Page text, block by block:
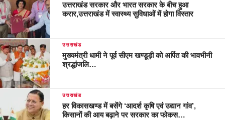
उत्तराखंड सरकार और भारत सरकार के बीच हुआ
करार,उत्तराखंड में स्वास्थ्य सुविधाओं में होगा विस्तार
उत्तराखंड
मुख्यमंत्री धामी ने पूर्व सीएम खण्डूड़ी को अर्पित की भावभीनी
श्रद्धांजलि…
उत्तराखंड
हर विकासखण्ड में बसेंगे ‘आदर्श कृषि एवं उद्यान गांव’,
किसानों की आय बढ़ाने पर सरकार का फोकस…